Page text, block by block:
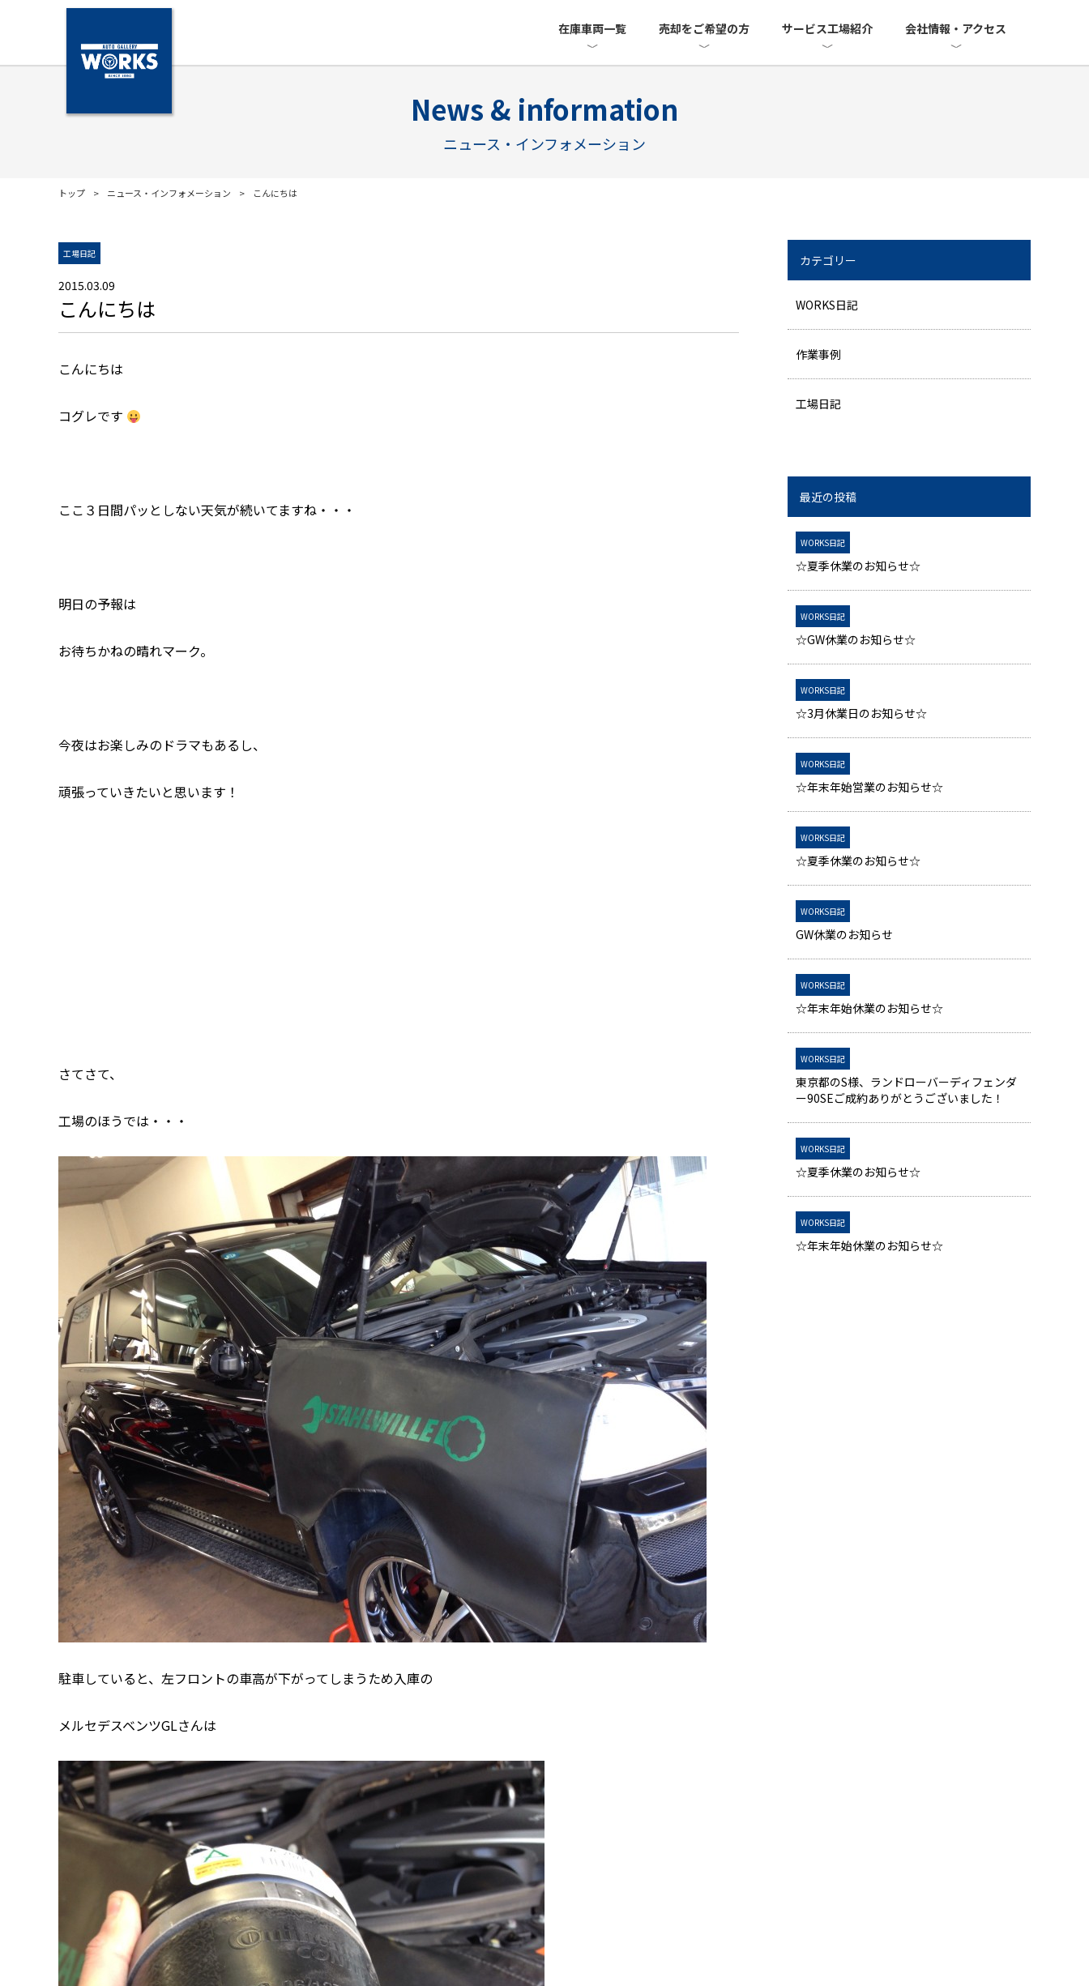
在庫車両一覧 売却をご希望の方 サービス工場紹介 会社情報・アクセス
News & information
ニュース・インフォメーション
トップ ニュース・インフォメーション こんにちは
工場日記
2015.03.09
こんにちは
こんにちは
コグレです
ここ３日間パッとしない天気が続いてますね・・・
明日の予報は
お待ちかねの晴れマーク。
今夜はお楽しみのドラマもあるし、
頑張っていきたいと思います！
さてさて、
工場のほうでは・・・
駐車していると、左フロントの車高が下がってしまうため入庫の
メルセデスベンツGLさんは
カテゴリー
WORKS日記
作業事例
工場日記
最近の投稿
WORKS日記
☆夏季休業のお知らせ☆
WORKS日記
☆GW休業のお知らせ☆
WORKS日記
☆3月休業日のお知らせ☆
WORKS日記
☆年末年始営業のお知らせ☆
WORKS日記
☆夏季休業のお知らせ☆
WORKS日記
GW休業のお知らせ
WORKS日記
☆年末年始休業のお知らせ☆
WORKS日記
東京都のS様、ランドローバーディフェンダ
ー90SEご成約ありがとうございました！
WORKS日記
☆夏季休業のお知らせ☆
WORKS日記
☆年末年始休業のお知らせ☆